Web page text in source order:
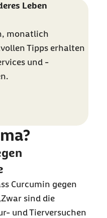
Leben
monatlich
Tipps erhalten
und -
Curcumin gegen
sind die
und Tierversuchen